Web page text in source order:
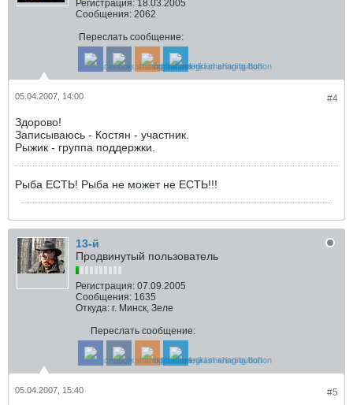
Регистрация: 18.03.2005
Сообщения: 2062
Переслать сообщение:
#4
05.04.2007, 14:00
Здорово!
Записываюсь - Костян - участник.
Рыжик - группа поддержки.
Рыба ЕСТЬ! Рыба не может не ЕСТЬ!!!
13-й
Продвинутый пользователь
Регистрация: 07.09.2005
Сообщения: 1635
Откуда: г. Минск, Зеле
Переслать сообщение:
#5
05.04.2007, 15:40